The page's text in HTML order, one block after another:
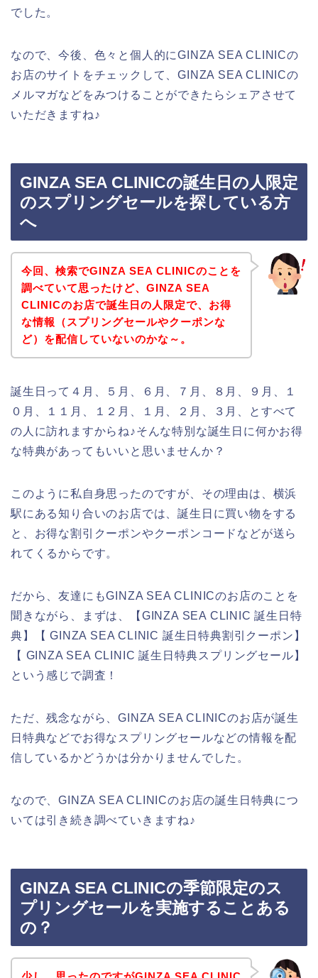
でした。
なので、今後、色々と個人的にGINZA SEA CLINICの
お店のサイトをチェックして、GINZA SEA CLINICの
メルマガなどをみつけることができたらシェアさせて
いただきますね♪
GINZA SEA CLINICの誕生日の人限定
のスプリングセールを探している方
へ
今回、検索でGINZA SEA CLINICのことを
調べていて思ったけど、GINZA SEA
CLINICのお店で誕生日の人限定で、お得
な情報（スプリングセールやクーポンな
ど）を配信していないのかな～。
誕生日って４月、５月、６月、７月、８月、９月、１
０月、１１月、１２月、１月、２月、３月、とすべて
の人に訪れますからね♪そんな特別な誕生日に何かお得
な特典があってもいいと思いませんか？
このように私自身思ったのですが、その理由は、横浜
駅にある知り合いのお店では、誕生日に買い物をする
と、お得な割引クーポンやクーポンコードなどが送ら
れてくるからです。
だから、友達にもGINZA SEA CLINICのお店のことを
聞きながら、まずは、【GINZA SEA CLINIC 誕生日特
典】【 GINZA SEA CLINIC 誕生日特典割引クーポン】
【 GINZA SEA CLINIC 誕生日特典スプリングセール】
という感じで調査！
ただ、残念ながら、GINZA SEA CLINICのお店が誕生
日特典などでお得なスプリングセールなどの情報を配
信しているかどうかは分かりませんでした。
なので、GINZA SEA CLINICのお店の誕生日特典につ
いては引き続き調べていきますね♪
GINZA SEA CLINICの季節限定のス
プリングセールを実施することある
の？